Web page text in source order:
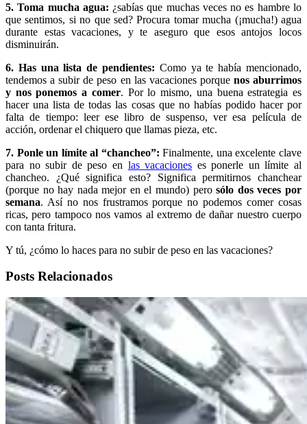
5. Toma mucha agua: ¿sabías que muchas veces no es hambre lo
que sentimos, si no que sed? Procura tomar mucha (¡mucha!) agua
durante estas vacaciones, y te aseguro que esos antojos locos
disminuirán.
6. Has una lista de pendientes: Como ya te había mencionado,
tendemos a subir de peso en las vacaciones porque nos aburrimos
y nos ponemos a comer. Por lo mismo, una buena estrategia es
hacer una lista de todas las cosas que no habías podido hacer por
falta de tiempo: leer ese libro de suspenso, ver esa película de
acción, ordenar el chiquero que llamas pieza, etc.
7. Ponle un límite al “chancheo”: Finalmente, una excelente clave
para no subir de peso en las vacaciones es ponerle un límite al
chancheo. ¿Qué significa esto? Significa permitirnos chanchear
(porque no hay nada mejor en el mundo) perosólo dos veces por
semana. Así no nos frustramos porque no podemos comer cosas
ricas, pero tampoco nos vamos al extremo de dañar nuestro cuerpo
con tanta fritura.
Y tú, ¿cómo lo haces para no subir de peso en las vacaciones?
Posts Relacionados